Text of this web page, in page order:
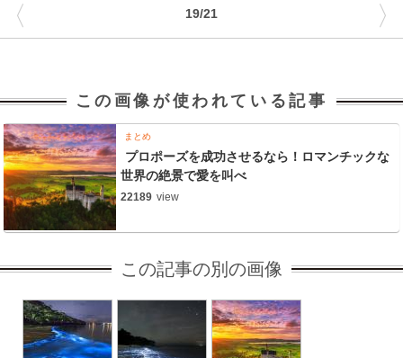
19/21
〈 〉
この画像が使われている記事
まとめ
プロポーズを成功させるなら！ロマンチックな
世界の絶景で愛を叫べ
22189 view
この記事の別の画像